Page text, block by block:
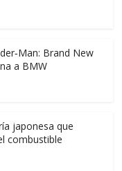
Brand New
a BMW
japonesa que
combustible